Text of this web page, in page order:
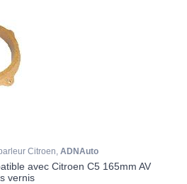
Citroen, ADNAuto
avec Citroen C5 165mm AV
vernis